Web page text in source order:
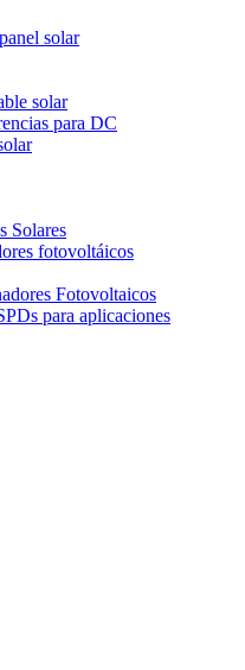
solar
solar
para DC
Solares
fotovoltáicos
Fotovoltaicos
para aplicaciones